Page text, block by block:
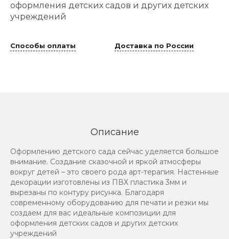
оформления детских садов и других детских
учреждений
Способы оплаты Доставка по России
Описание
Оформлению детского сада сейчас уделяется большое
внимание. Создание сказочной и яркой атмосферы
вокруг детей – это своего рода арт-терапия. Настенные
декорации изготовлены из ПВХ пластика 3мм и
вырезаны по контуру рисунка. Благодаря
современному оборудованию для печати и резки мы
создаем для вас идеальные композиции для
оформления детских садов и других детских
учреждений